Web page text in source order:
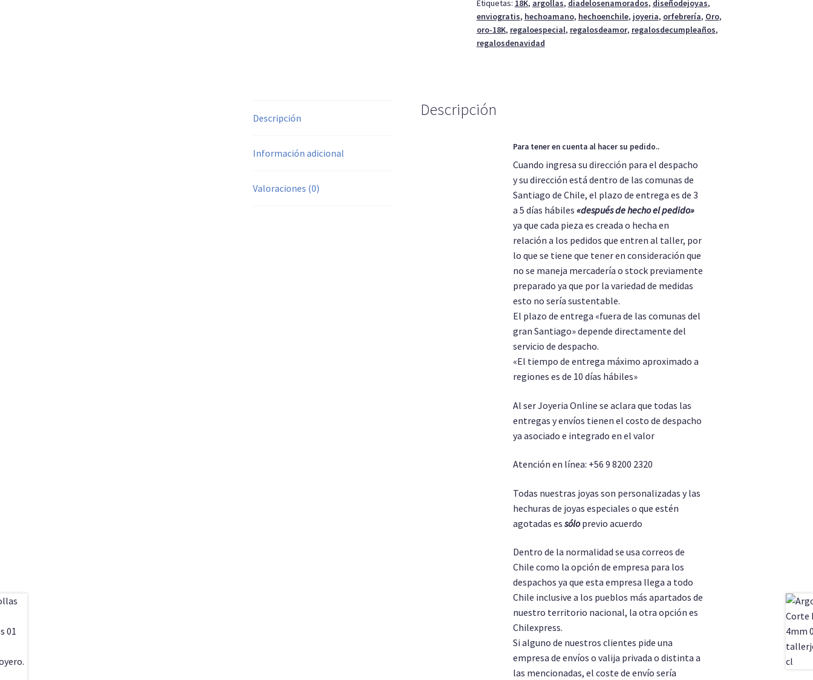
3mm
cantidad
Etiquetas: 18K, argollas, diadelosenamorados, diseñodejoyas,
enviogratis, hechoamano, hechoenchile, joyeria, orfebrería, Oro,
oro-18K, regaloespecial, regalosdeamor, regalosdecumpleaños,
regalosdenavidad
Descripción
Información adicional
Valoraciones (0)
Descripción
Para tener en cuenta al hacer su pedido..
Cuando ingresa su dirección para el despacho
y su dirección está dentro de las comunas de
Santiago de Chile, el plazo de entrega es de 3
a 5 días hábiles «después de hecho el pedido»
ya que cada pieza es creada o hecha en
relación a los pedidos que entren al taller, por
lo que se tiene que tener en consideración que
no se maneja mercadería o stock previamente
preparado ya que por la variedad de medidas
esto no sería sustentable.
El plazo de entrega «fuera de las comunas del
gran Santiago» depende directamente del
servicio de despacho.
«El tiempo de entrega máximo aproximado a
regiones es de 10 días hábiles»
Al ser Joyeria Online se aclara que todas las
entregas y envíos tienen el costo de despacho
ya asociado e integrado en el valor
Atención en línea: +56 9 8200 2320
Todas nuestras joyas son personalizadas y las
hechuras de joyas especiales o que estén
agotadas es sóloprevio acuerdo
Dentro de la normalidad se usa correos de
Chile como la opción de empresa para los
despachos ya que esta empresa llega a todo
Chile inclusive a los pueblos más apartados de
nuestro territorio nacional, la otra opción es
Chilexpress.
Si alguno de nuestros clientes pide una
empresa de envíos o valija privada o distinta a
las mencionadas, el coste de envío sería